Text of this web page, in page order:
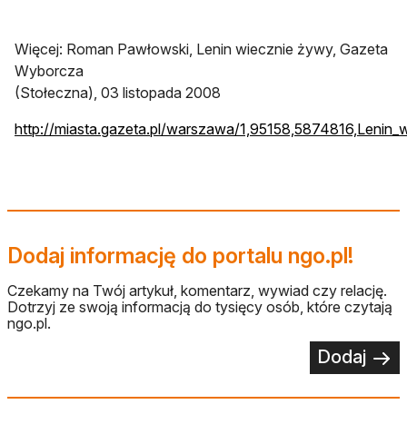
Więcej: Roman Pawłowski, Lenin wiecznie żywy, Gazeta
Wyborcza
(Stołeczna), 03 listopada 2008
http://miasta.gazeta.pl/warszawa/
Dodaj informację do portalu ngo.pl!
Czekamy na Twój artykuł, komentarz, wywiad czy relację.
Dotrzyj ze swoją informacją do tysięcy osób, które czytają
ngo.pl.
Dodaj